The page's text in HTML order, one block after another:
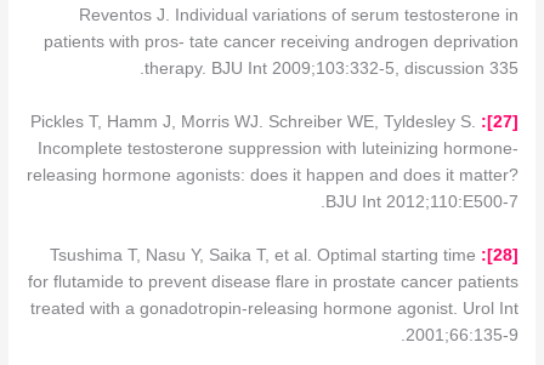
Reventos J. Individual variations of serum testosterone in
patients with pros- tate cancer receiving androgen deprivation
therapy. BJU Int 2009;103:332-5, discussion 335.
[
27
]:
Pickles T, Hamm J, Morris WJ. Schreiber WE, Tyldesley S.
Incomplete testosterone suppression with luteinizing hormone-
releasing hormone agonists: does it happen and does it matter?
BJU Int 2012;110:E500-7.
[
28
]:
Tsushima T, Nasu Y, Saika T, et al. Optimal starting time
for flutamide to prevent disease flare in prostate cancer patients
treated with a gonadotropin-releasing hormone agonist. Urol Int
2001;66:135-9.